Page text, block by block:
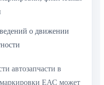
о движении
автозапчасти в
маркировки ЕАС может